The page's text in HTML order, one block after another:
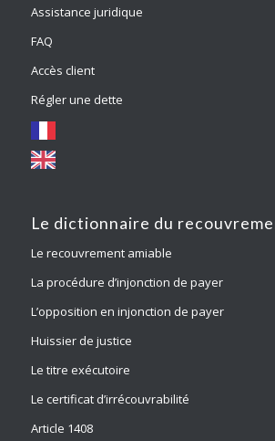
Assistance juridique
FAQ
Accès client
Régler une dette
Le dictionnaire du
Le recouvrement amiable
La procédure d’injonction de payer
L’opposition en injonction de payer
Huissier de justice
Le titre exécutoire
Le certificat d’irrécouvrabilité
Article 1408